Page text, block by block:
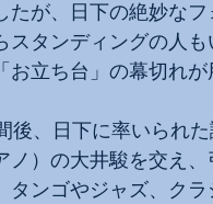
が、日下の絶妙な
タンディングの人も
立ち台」の幕切れが
後、日下に率いられ
ノ）の大井駿を交え
ンゴやジャズ、ク